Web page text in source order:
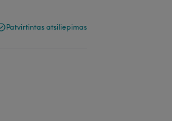
Patvirtintas atsiliepimas